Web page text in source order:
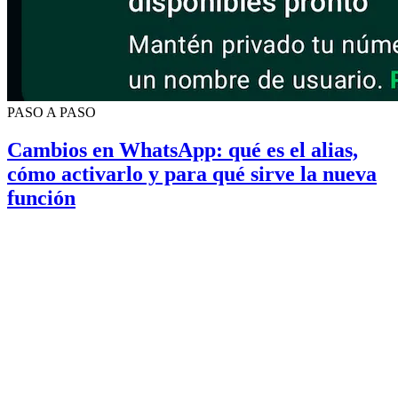
PASO A PASO
Cambios en WhatsApp: qué es el alias,
cómo activarlo y para qué sirve la nueva
función